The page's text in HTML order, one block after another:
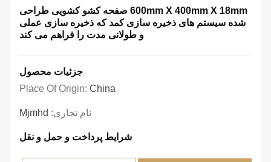
600mm X 400mm X 18mm صفحه کشو کشویی طراحی
شده سیستم های ذخیره سازی کمد که ذخیره سازی عملی
و طولانی مدت را فراهم می کند
جزئیات محصول
Place Of Origin: China
نام تجاری: Mjmhd
شرایط پرداخت و حمل و نقل